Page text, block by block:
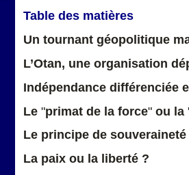
Table des matières
Un tournant géopolitique
L’Otan, une organisation
Indépendance différenciée
Le "primat de la force" ou la
Le principe de
La paix ou la liberté ?